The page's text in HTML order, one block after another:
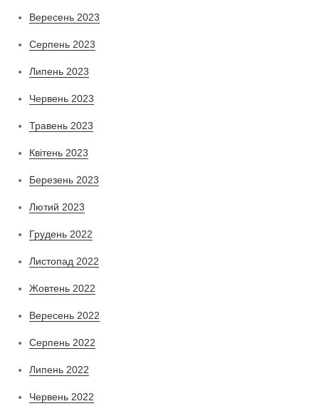
Вересень 2023
Серпень 2023
Липень 2023
Червень 2023
Травень 2023
Квітень 2023
Березень 2023
Лютий 2023
Грудень 2022
Листопад 2022
Жовтень 2022
Вересень 2022
Серпень 2022
Липень 2022
Червень 2022